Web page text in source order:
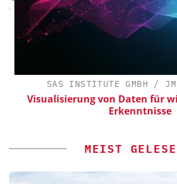
SAS INSTITUTE GMBH / JMP
Visualisierung von Daten für
Erkenntnisse
MEIST